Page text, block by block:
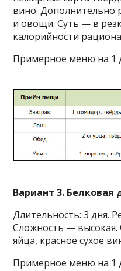
вино. Дополнительно
и овощи. Суть — в
калорийности
Примерное меню на 1
Вариант 3. Белковая
Длительность: 3 дня.
Сложность — высокая.
яйца, красное сухое
Примерное меню на 1